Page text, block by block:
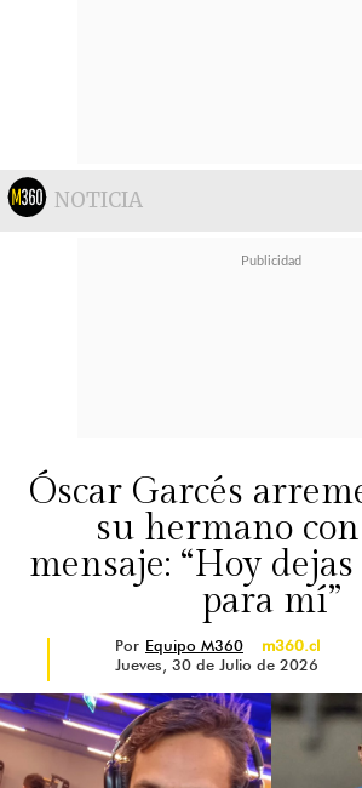
NOTICIA
Óscar Garcés
su hermano
mensaje: “Hoy
para mí”
Por Equipo M360
m360.cl
Jueves, 30 de Julio de 2026